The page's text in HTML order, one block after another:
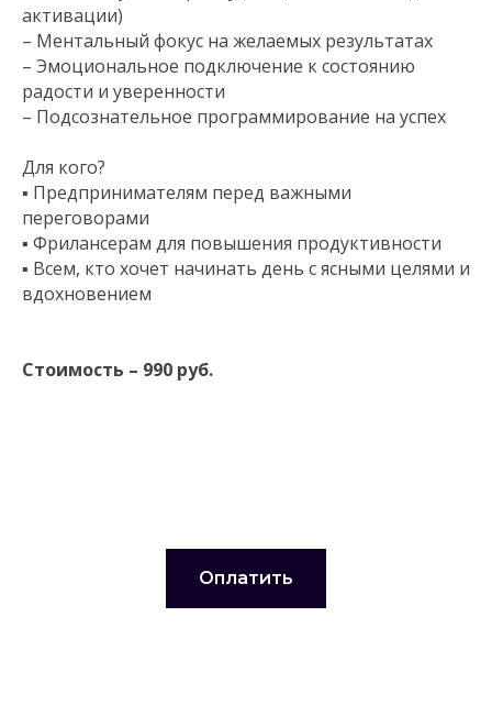
активации)
– Ментальный фокус на желаемых результатах
– Эмоциональное подключение к состоянию
радости и уверенности
– Подсознательное программирование на успех
Для кого?
▪ Предпринимателям перед важными
переговорами
▪ Фрилансерам для повышения продуктивности
▪ Всем, кто хочет начинать день с ясными целями и
вдохновением
Стоимость – 990 руб.
Оплатить